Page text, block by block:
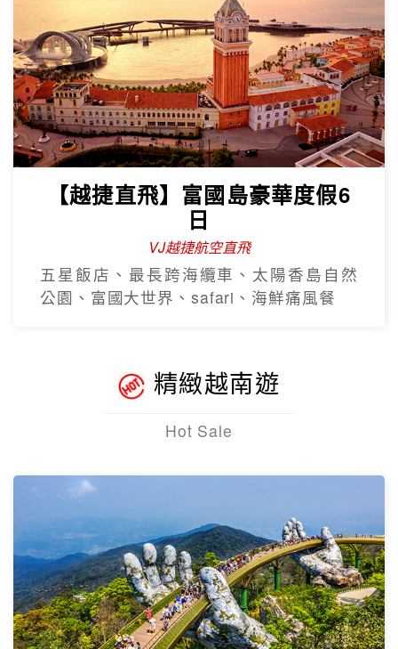
【越捷直飛】富國島豪華度假6
日
VJ越捷航空直飛
五星飯店、最長跨海纜車、太陽香島自然
公園、富國大世界、safari、海鮮痛風餐
精緻越南遊
Hot Sale